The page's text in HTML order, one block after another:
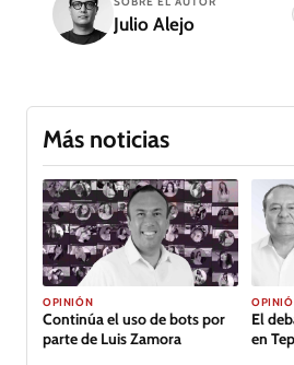
Julio Alejo
Más noticias
OPINIÓN
Continúa el uso de bots por
parte de Luis Zamora
El
en